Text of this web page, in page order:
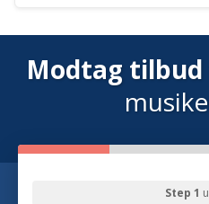
Modtag tilbud
Step 1